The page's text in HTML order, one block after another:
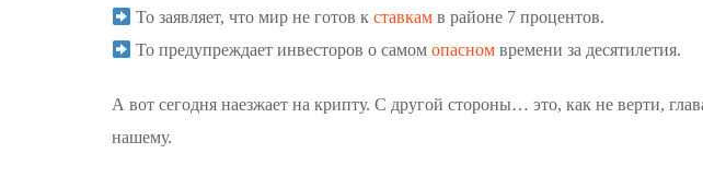
То заявляет, что мир не готов кставкам в районе 7 процентов.
То предупреждает инвесторов о самомопасном времени за десятилетия.
А вот сегодня наезжает на крипту. С другой стороны… это, как не верти,
нашему.